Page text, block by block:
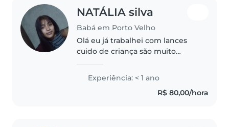
NATÁLIA silva
Babá em Porto Velho
Olá eu já trabalhei com lances
cuido de criança são muito
Experiência: < 1 ano
R$ 80,00/hora